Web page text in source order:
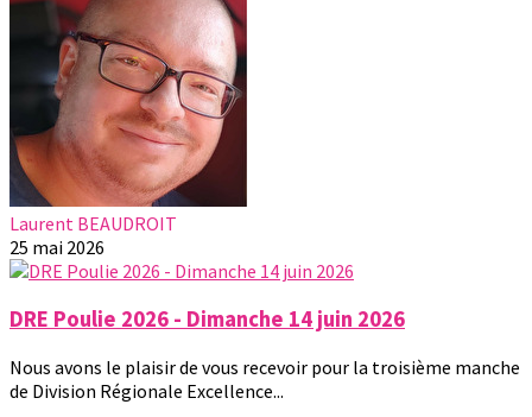
Laurent BEAUDROIT
25 mai 2026
DRE Poulie 2026 - Dimanche 14 juin 2026
Nous avons le plaisir de vous recevoir pour la troisième manche
de Division Régionale Excellence...